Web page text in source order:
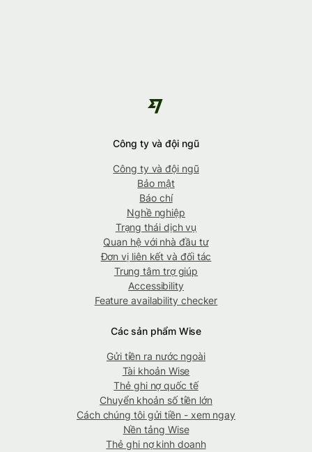
Công ty và đội ngũ
Công ty và đội ngũ
Bảo mật
Báo chí
Nghề nghiệp
Trạng thái dịch vụ
Quan hệ với nhà đầu tư
Đơn vị liên kết và đối tác
Trung tâm trợ giúp
Accessibility
Feature availability checker
Các sản phẩm Wise
Gửi tiền ra nước ngoài
Tài khoản Wise
Thẻ ghi nợ quốc tế
Chuyển khoản số tiền lớn
Cách chúng tôi gửi tiền - xem ngay
Nền tảng Wise
Thẻ ghi nợ kinh doanh